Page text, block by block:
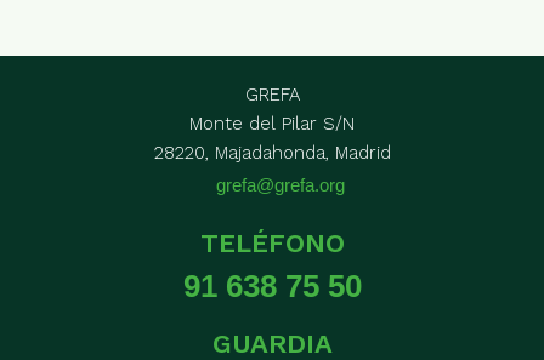
GREFA
Monte del Pilar S/N
28220, Majadahonda, Madrid
grefa@grefa.org
TELÉFONO
91 638 75 50
GUARDIA